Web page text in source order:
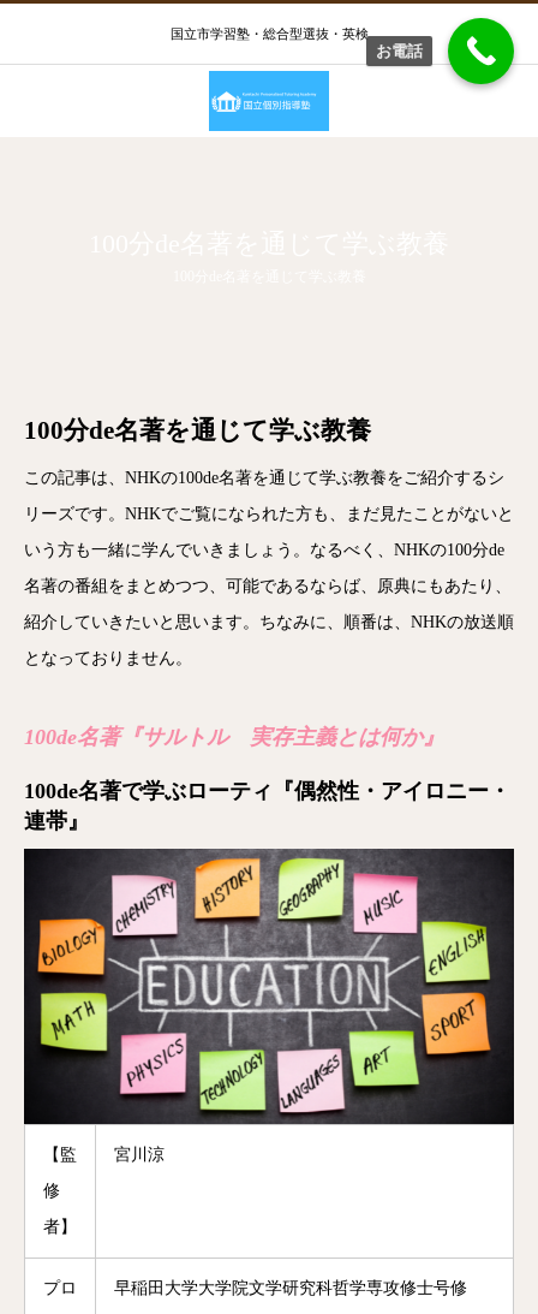
国立市学習塾・総合型選抜・英検
100分de名著を通じて学ぶ教養
この記事は、NHKの100de名著を通じて学ぶ教養をご紹介するシ
リーズです。NHKでご覧になられた方も、まだ見たことがないと
いう方も一緒に学んでいきましょう。なるべく、NHKの100分de
名著の番組をまとめつつ、可能であるならば、原典にもあたり、
紹介していきたいと思います。ちなみに、順番は、NHKの放送順
となっておりません。
100de名著『サルトル 実存主義とは何か』
100de名著で学ぶローティ『偶然性・アイロニー・
連帯』
【監
修
者】
宮川涼
プロ
早稲田大学大学院文学研究科哲学専攻修士号修
お電話